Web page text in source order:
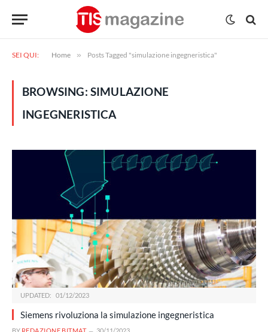
SEI QUI: Home » Posts Tagged "simulazione ingegneristica"
BROWSING: SIMULAZIONE
INGEGNERISTICA
UPDATED: 01/12/2023
Siemens rivoluziona la simulazione ingegneristica
BY REDAZIONE BITMAT 30/11/2023